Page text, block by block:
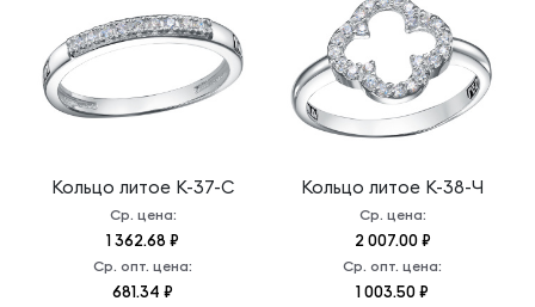
Кольцо литое К-37-С
Ср. цена:
1 362.68 ₽
Ср. опт. цена:
681.34 ₽
Кольцо литое К-38-Ч
Ср. цена:
2 007.00 ₽
Ср. опт. цена:
1 003.50 ₽